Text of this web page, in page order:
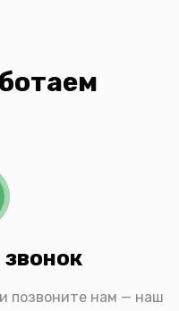
позвоните нам — наш